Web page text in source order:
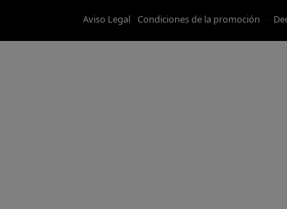
Aviso Legal Condiciones de la promoción